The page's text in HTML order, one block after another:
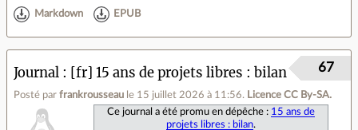
Markdown EPUB
Journal [fr] 15 ans de projets libres : bilan
Posté par frankrousseau le 15 juillet 2026 à 11:56. Licence CC By‑SA.
67
Ce journal a été promu en dépêche : 15 ans de
projets libres : bilan.